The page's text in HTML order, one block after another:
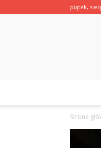
piątek,
Strona